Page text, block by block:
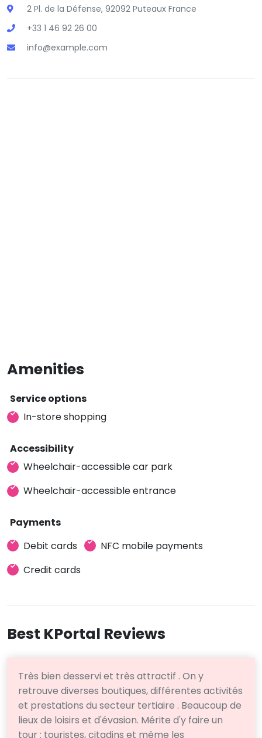
2 Pl. de la Défense, 92092 Puteaux France
+33 1 46 92 26 00
info@example.com
Amenities
Service options
In-store shopping
Accessibility
Wheelchair-accessible car park
Wheelchair-accessible entrance
Payments
Debit cards
NFC mobile payments
Credit cards
Best KPortal Reviews
Très bien desservi et très attractif . On y
retrouve diverses boutiques, différentes activités
et prestations du secteur tertiaire . Beaucoup de
lieux de loisirs et d'évasion. Mérite d'y faire un
tour : touristes, citadins et même les